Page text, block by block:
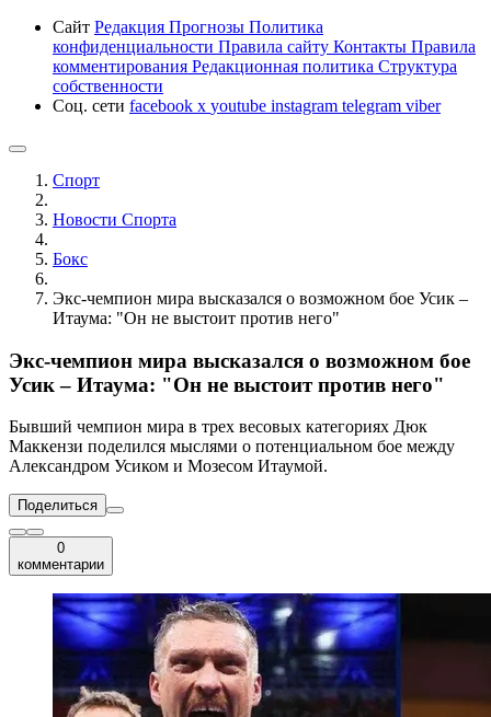
Сайт Редакция Прогнозы Политика
конфиденциальности Правила сайту Контакты Правила
комментирования Редакционная политика Структура
собственности
Соц. сети facebook x youtube instagram telegram viber
Спорт
Новости Cпорта
Бокс
Экс-чемпион мира высказался о возможном бое Усик –
Итаума: "Он не выстоит против него"
Экс-чемпион мира высказался о возможном бое
Усик – Итаума: "Он не выстоит против него"
Бывший чемпион мира в трех весовых категориях Дюк
Маккензи поделился мыслями о потенциальном бое между
Александром Усиком и Мозесом Итаумой.
Поделиться
0
комментарии